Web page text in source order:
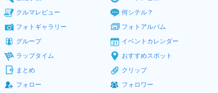
クルマレビュー
何シテル？
フォトギャラリー
フォトアルバム
グループ
イベントカレンダー
ラップタイム
おすすめスポット
まとめ
クリップ
フォロー
フォロワー